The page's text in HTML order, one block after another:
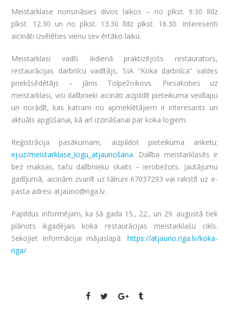
Meistarklase norisināsies divos laikos – no plkst. 9.30 līdz
plkst. 12.30 un no plkst. 13.30 līdz plkst. 16.30. Interesenti
aicināti izvēlēties vienu sev ērtāko laiku.
Meistarklasi vadīs ikdienā praktizējošs restaurators,
restaurācijas darbnīcu vadītājs, SIA “Koka darbnīca” valdes
priekšsēdētājs – Jānis Tolpežņikovs. Piesakoties uz
meistarklasi, visi dalībnieki aicināti aizpildīt pieteikuma veidlapu
un norādīt, kas katram no apmeklētājiem ir interesants un
aktuāls apgūšanai, kā arī izzināšanai par koka logiem.
Reģistrācija pasākumam, aizpildot pieteikuma anketu:
ej.uz/meistarklase_logu_atjaunošana. Dalība meistarklasēs ir
bez maksas, taču dalībnieku skaits – ierobežots. Jautājumu
gadījumā, aicinām zvanīt uz tālruni 67037293 vai rakstīt uz e-
pasta adresi atjauno@riga.lv.
Papildus informējam, ka šā gada 15., 22., un 29. augustā tiek
plānots ikgadējais koka restaurācijas meistarklašu cikls.
Sekojiet informācijai mājaslapā: https://atjauno.riga.lv/koka-
riga/